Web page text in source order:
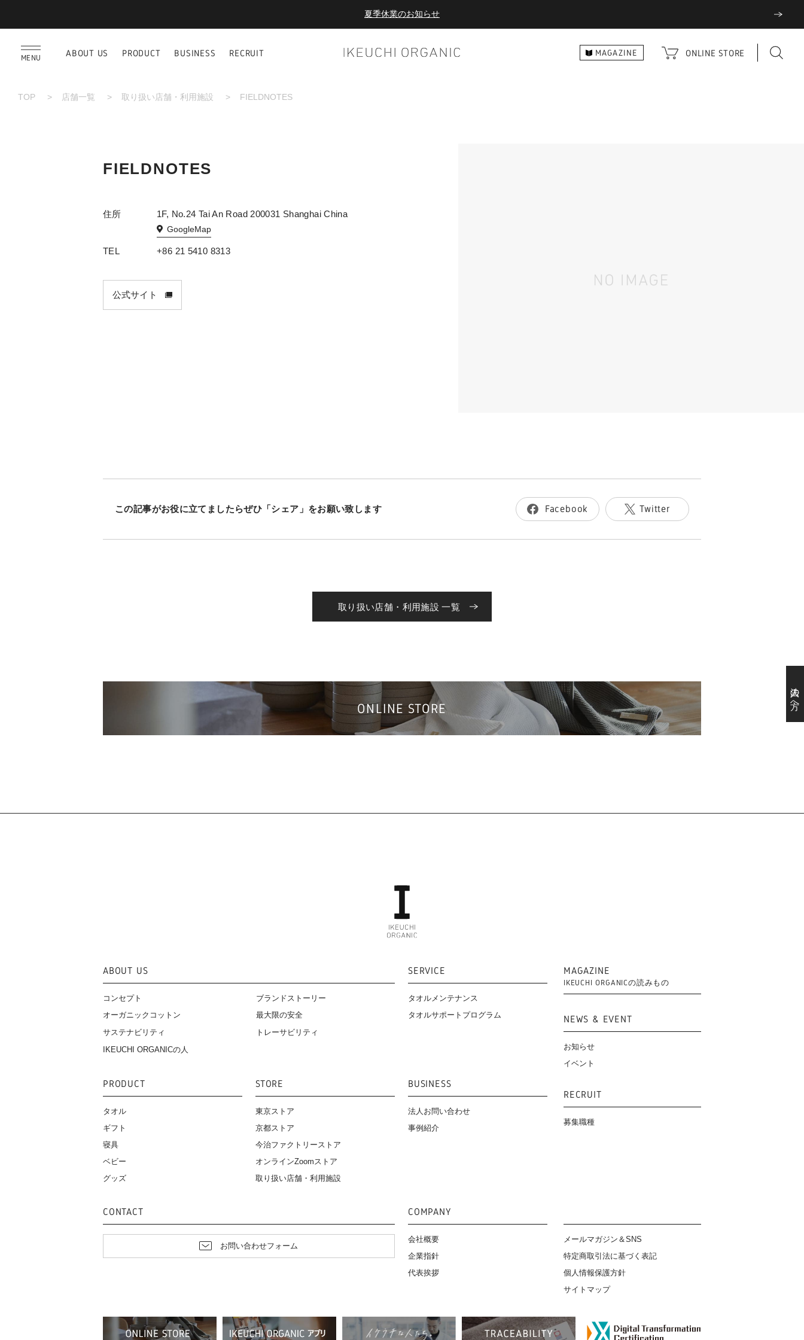
夏季休業のお知らせ
ABOUT US PRODUCT BUSINESS RECRUIT MAGAZINE ONLINE STORE
MENU
法人の方へ
TOP 店舗一覧 取り扱い店舗・利用施設 FIELDNOTES
FIELDNOTES
住所 1F, No.24 Tai An Road 200031 Shanghai China
GoogleMap
TEL +86 21 5410 8313
公式サイト
この記事がお役に立てましたらぜひ 「シェア」をお願い致します Facebook Twitter
取り扱い店舗・利用施設 一覧
ONLINE STORE
ABOUT US
コンセプト
ブランドストーリー
オーガニックコットン
最大限の安全
サステナビリティ
トレーサビリティ
IKEUCHI ORGANICの人
SERVICE
タオルメンテナンス
タオルサポートプログラム
PRODUCT
タオル
ギフト
寝具
ベビー
グッズ
STORE
東京ストア
京都ストア
今治ファクトリーストア
オンラインZoomストア
取り扱い店舗・利用施設
BUSINESS
法人お問い合わせ
事例紹介
MAGAZINE
IKEUCHI ORGANICの読みもの
NEWS & EVENT
お知らせ
イベント
RECRUIT
募集職種
CONTACT
お問い合わせフォーム
COMPANY
会社概要
企業指針
代表挨拶
メールマガジン＆SNS
特定商取引法に基づく表記
個人情報保護方針
サイトマップ